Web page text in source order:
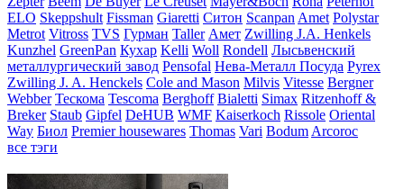
ELO Skeppshult Fissman Giaretti Ситон Scanpan Amet Polystar
Metrot Vitross TVS Гурман Taller Амет Zwilling J.A. Henkels
Kunzhel GreenPan Кухар Kelli Woll Rondell Лысьвенский
металлургический завод Pensofal Нева-Металл Посуда Pyrex
Zwilling J. A. Henckels Cole and Mason Milvis Vitesse Bergner
Webber Тескома Tescoma Berghoff Bialetti Simax Ritzenhoff &
Breker Staub Gipfel DeHUB WMF Kaiserkoch Rissole Oriental
Way Биол Premier housewares Thomas Vari Bodum Arcoroc
все тэги